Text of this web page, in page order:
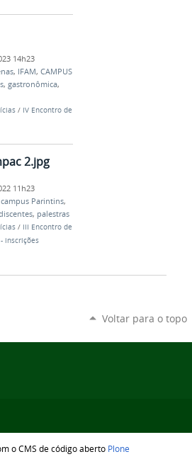
14h23
, IFAM, CAMPUS
, gastronômica,
/ IV Encontro de
2.jpg
11h23
campus Parintins,
, palestras
/ III Encontro de
inscrições
Voltar para o topo
o CMS de código aberto Plone